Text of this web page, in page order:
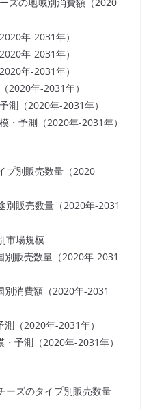
年-2031年）
年-2031年）
年-2031年）
2020年-2031年）
測（2020年-2031年）
・予測（2020年-2031年）
プ別販売数量（2020
別販売数量（2020年-2031
市場規模
販売数量（2020年-2031
消費額（2020年-2031
（2020年-2031年）
予測（2020年-2031年）
ーズのタイプ別販売数量